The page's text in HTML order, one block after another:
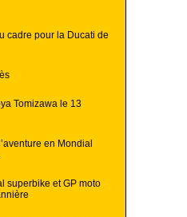
cadre pour la Ducati de
Tomizawa le 13
en Mondial
superbike et GP moto